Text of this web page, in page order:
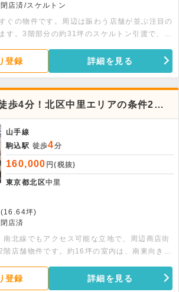
店済/スケルトン
ぐの物件です。周辺は賑わう店舗が並ぶ注目の
す。3階部分の約31坪のスケルトン引渡で、物
登録 詳細を見る
歩4分！北区中里エリアの条件2階
不可
山手線
駒込駅 徒歩4分
160,000 円(税抜)
東京都北区中里
坪)
店済
南北線でもアクセス可能な立地で、周辺商店街
階店舗物件です。約16坪の室内は、南東向きで
登録 詳細を見る